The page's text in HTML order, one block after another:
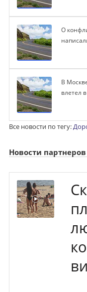
О
В
влетел
Все новости по тегу:
Новости партнеров